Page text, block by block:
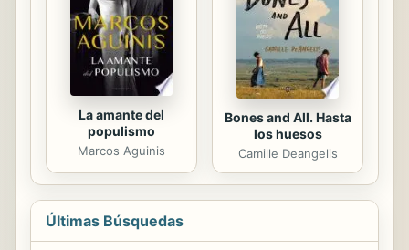
La amante del
populismo
Marcos Aguinis
Bones and All. Hasta
los huesos
Camille Deangelis
Últimas Búsquedas